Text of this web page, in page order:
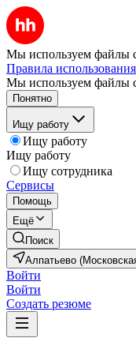
Мы используем файлы
Правила
Мы используем файлы
Понятно
Ищу работу
Ищу работу
Ищу работу
Ищу сотрудника
Сервисы
Помощь
Ещё
Поиск
Алпатьево
Войти
Войти
Создать резюме